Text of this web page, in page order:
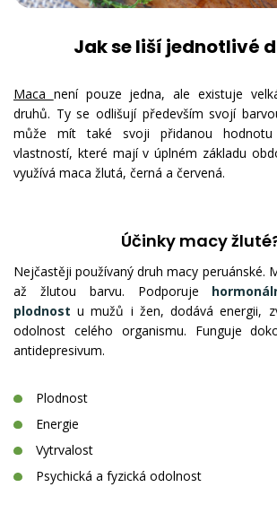
Jak se liší jednotlivé
Maca není pouze jedna, ale existuje
druhů. Ty se odlišují především svojí
může mít také svoji přidanou
vlastností, které mají v úplném základu
využívá maca žlutá, černá a červená.
Účinky macy
Nejčastěji používaný druh macy peruánské.
až žlutou barvu. Podporuje
plodnostu mužů i žen, dodává energii,
odolnost celého organismu. Funguje
antidepresivum.
Plodnost
Energie
Vytrvalost
Psychická a fyzická odolnost